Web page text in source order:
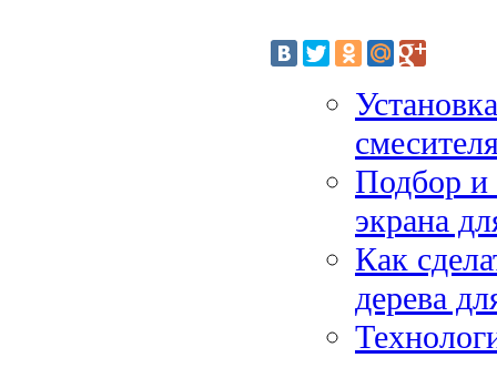
Подбор и
экрана
Как
дерева